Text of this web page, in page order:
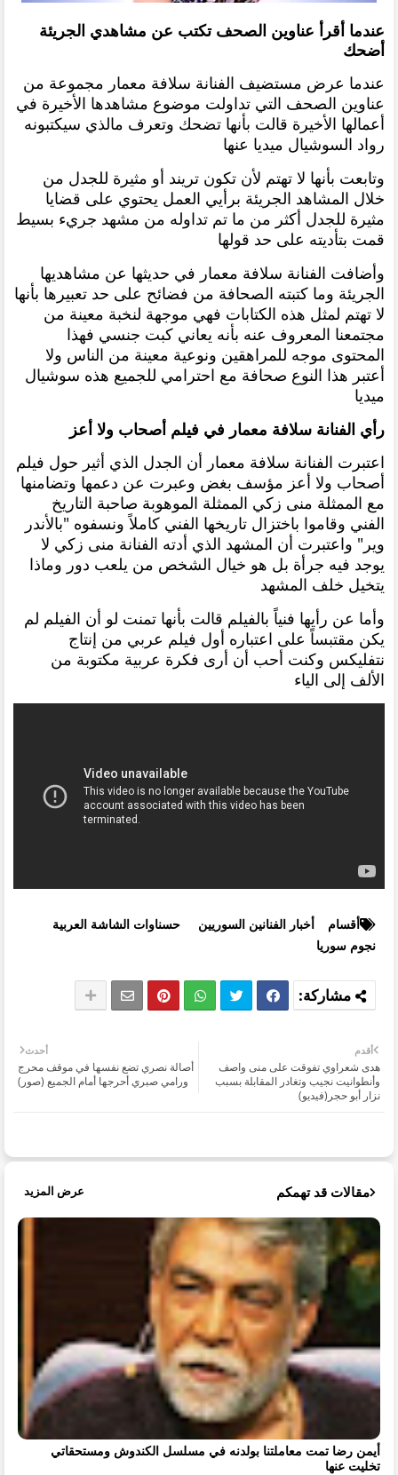
عندما أقرأ عناوين الصحف تكتب عن مشاهدي الجريئة
أضحك
عندما عرض مستضيف الفنانة سلافة معمار مجموعة من
عناوين الصحف التي تداولت موضوع مشاهدها الأخيرة في
أعمالها الأخيرة قالت بأنها تضحك وتعرف مالذي سيكتبونه
رواد السوشيال ميديا عنها
وتابعت بأنها لا تهتم لأن تكون تريند أو مثيرة للجدل من
خلال المشاهد الجريئة برأيي العمل يحتوي على قضايا
مثيرة للجدل أكثر من ما تم تداوله من مشهد جريء بسيط
قمت بتأديته على حد قولها
وأضافت الفنانة سلافة معمار في حديثها عن مشاهديها
الجريئة وما كتبته الصحافة من فضائح على حد تعبيرها بأنها
لا تهتم لمثل هذه الكتابات فهي موجهة لنخبة معينة من
مجتمعنا المعروف عنه بأنه يعاني كبت جنسي فهذا
المحتوى موجه للمراهقين ونوعية معينة من الناس ولا
أعتبر هذا النوع صحافة مع احترامي للجميع هذه سوشيال
ميديا
رأي الفنانة سلافة معمار في فيلم أصحاب ولا أعز
اعتبرت الفنانة سلافة معمار أن الجدل الذي أثير حول فيلم
أصحاب ولا أعز مؤسف بغض وعبرت عن دعمها وتضامنها
مع الممثلة منى زكي الممثلة الموهوبة صاحبة التاريخ
الفني وقاموا باختزال تاريخها الفني كاملاً ونسفوه "بالأندر
وير" واعتبرت أن المشهد الذي أدته الفنانة منى زكي لا
يوجد فيه جرأة بل هو خيال الشخص من يلعب دور وماذا
يتخيل خلف المشهد
وأما عن رأيها فنياً بالفيلم قالت بأنها تمنت لو أن الفيلم لم
يكن مقتبساً على اعتباره أول فيلم عربي من إنتاج
نتفليكس وكنت أحب أن أرى فكرة عربية مكتوبة من
الألف إلى الياء
أقسام أخبار الفنانين السوريين
حسناوات الشاشة العربية
نجوم سوريا
أحدث
أصالة نصري تضع نفسها في موقف محرج
ورامي صبري أحرجها أمام الجميع (صور)
أقدم
هدى شعراوي تفوقت على منى واصف
وأنطوانيت نجيب وتغادر المقابلة بسبب
نزار أبو حجر(فيديو)
مقالات قد تهمكم عرض المزيد
أيمن رضا تمت معاملتنا بولدنه في مسلسل الكندوش ومستحقاتي
تخليت عنها